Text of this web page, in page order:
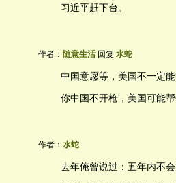
习近平赶下台。
作者： 随意生活 回复 水蛇
中国意愿等，美国不一定能
你中国不开枪，美国可能
作者： 水蛇
去年俺曾说过：五年内不会